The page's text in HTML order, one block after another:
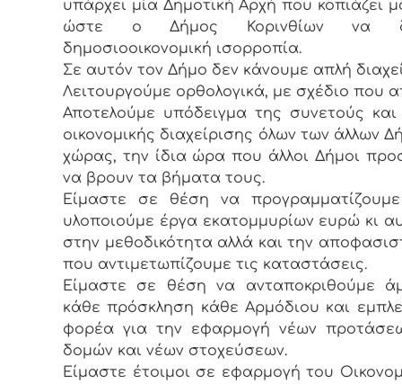
υπάρχει μία Δημοτική Αρχή που κοπιάζει
ώστε ο Δήμος Κορινθίων να
δημοσιοοικονομική ισορροπία.
Σε αυτόν τον Δήμο δεν κάνουμε απλή
Λειτουργούμε ορθολογικά, με σχέδιο που
Αποτελούμε υπόδειγμα της συνετούς
οικονομικής διαχείρισης όλων των άλλων
χώρας, την ίδια ώρα που άλλοι Δήμοι
να βρουν τα βήματα τους.
Είμαστε σε θέση να
υλοποιούμε έργα εκατομμυρίων ευρώ κι
στην μεθοδικότητα αλλά και την
που αντιμετωπίζουμε τις καταστάσεις.
Είμαστε σε θέση να ανταποκριθούμε
κάθε πρόσκληση κάθε Αρμόδιου και
φορέα για την εφαρμογή νέων
δομών και νέων στοχεύσεων.
Είμαστε έτοιμοι σε εφαρμογή του